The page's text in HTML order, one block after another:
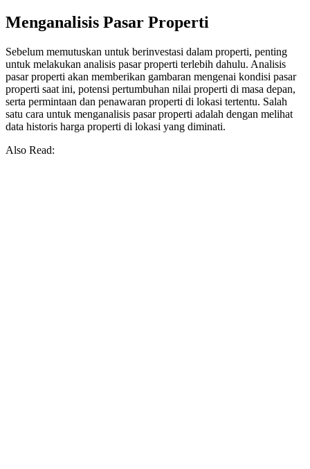
Menganalisis Pasar Properti
Sebelum memutuskan untuk berinvestasi dalam properti, penting
untuk melakukan analisis pasar properti terlebih dahulu. Analisis
pasar properti akan memberikan gambaran mengenai kondisi pasar
properti saat ini, potensi pertumbuhan nilai properti di masa depan,
serta permintaan dan penawaran properti di lokasi tertentu. Salah
satu cara untuk menganalisis pasar properti adalah dengan melihat
data historis harga properti di lokasi yang diminati.
Also Read: